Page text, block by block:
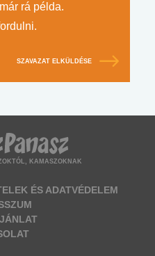
rá példa.
SZAVAZAT ELKÜLDÉSE
KAMASZOKNAK
ÉS ADATVÉDELEM